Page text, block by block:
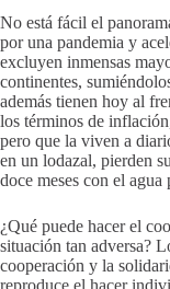
No está fácil el
por una pandemia y
excluyen inmensas
continentes,
además tienen hoy al
los términos de
pero que la viven a
en un lodazal, pierden
doce meses con el
¿Qué puede hacer el
situación tan adversa?
cooperación y la